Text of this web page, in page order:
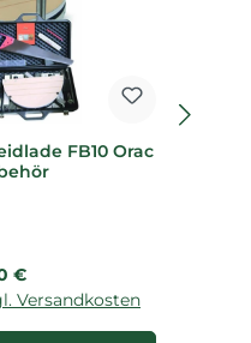
FB10 Orac
Preis:
€
Versandkosten